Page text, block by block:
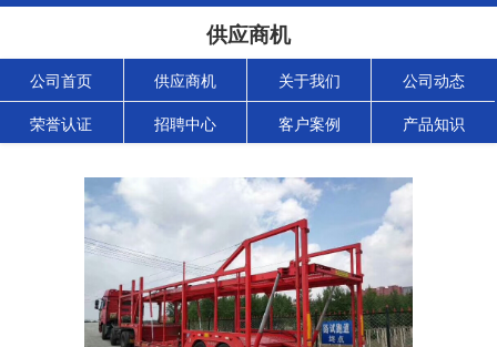
供应商机
公司首页 供应商机 关于我们 公司动态
荣誉认证 招聘中心 客户案例 产品知识